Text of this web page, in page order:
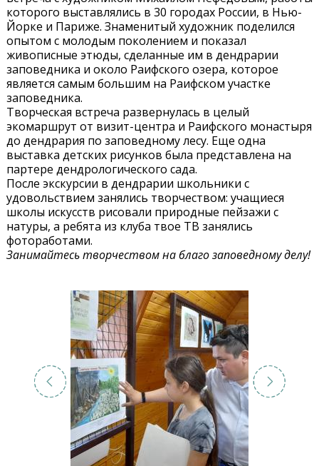
которого выставлялись в 30 городах России, в Нью-
Йорке и Париже. Знаменитый художник поделился
опытом с молодым поколением и показал
живописные этюды, сделанные им в дендрарии
заповедника и около Раифского озера, которое
является самым большим на Раифском участке
заповедника.
Творческая встреча развернулась в целый
экомаршрут от визит-центра и Раифского монастыря
до дендрария по заповедному лесу. Еще одна
выставка детских рисунков была представлена на
партере дендрологического сада.
После экскурсии в дендрарии школьники с
удовольствием занялись творчеством: учащиеся
школы искусств рисовали природные пейзажи с
натуры, а ребята из клуба твое ТВ занялись
фотоработами.
Занимайтесь творчеством на благо заповедному делу!